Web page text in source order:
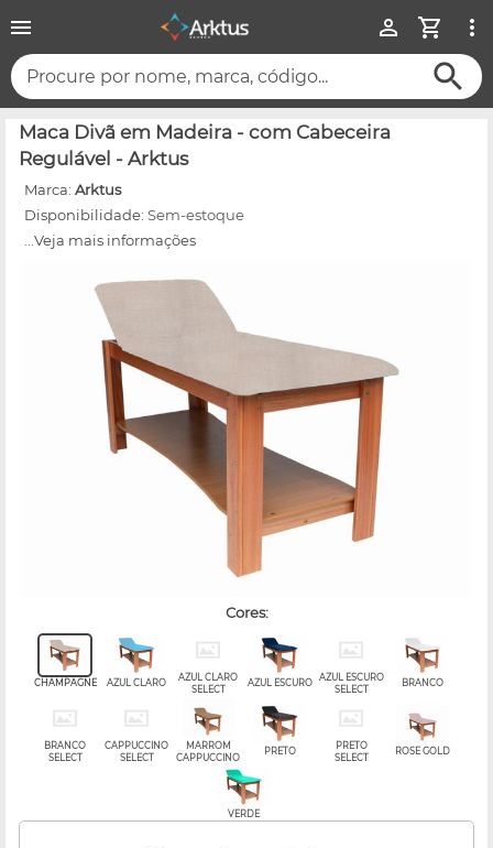
Procure por nome, marca, código...
Maca Divã em Madeira - com Cabeceira
Regulável - Arktus
Marca: Arktus
Disponibilidade: Sem-estoque
...Veja mais informações
cores:
CHAMPAGNE AZUL CLARO
AZUL CLARO
SELECT
AZUL ESCURO
AZUL ESCURO
SELECT
BRANCO
BRANCO
SELECT
CAPPUCCINO
SELECT
MARROM
CAPPUCCINO
PRETO
PRETO
SELECT
ROSE GOLD
VERDE